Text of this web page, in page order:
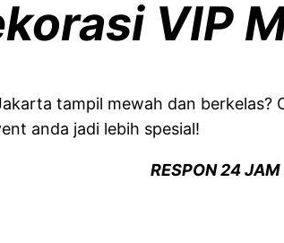
VIP
tampil mewah dan
anda jadi lebih spesial!
RESPON 24 JAM